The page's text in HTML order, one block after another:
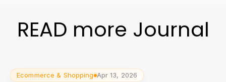
READ more Journal
Ecommerce & Shopping Apr 13, 2026